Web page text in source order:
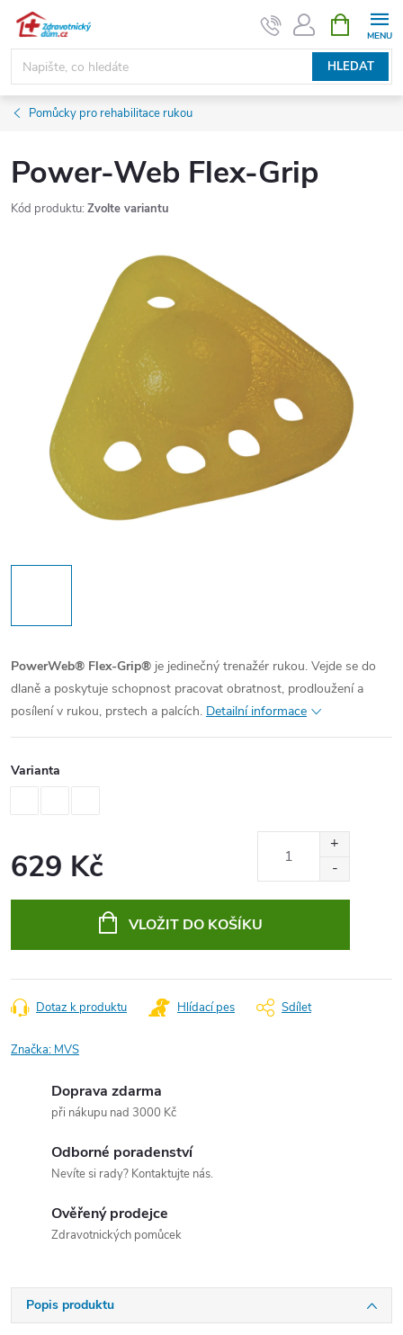
Přejít
obsah
HLEDAT
NÁKUPNÍ
KOŠÍK
Pomůcky pro rehabilitace rukou
Power-Web Flex-Grip
Kód produktu: Zvolte variantu
PowerWeb® Flex-Grip® je jedinečný trenažér rukou. Vejde se do
dlaně a poskytuje schopnost pracovat obratnost, prodloužení a
posílení v rukou, prstech a palcích. Detailní informace
Varianta
629 Kč
VLOŽIT DO KOŠÍKU
Dotaz k produktu Hlídací pes Sdílet
Značka: MVS
Doprava zdarma
při nákupu nad 3000 Kč
Odborné poradenství
Nevíte si rady? Kontaktujte nás.
Ověřený prodejce
Zdravotnických pomůcek
Popis produktu